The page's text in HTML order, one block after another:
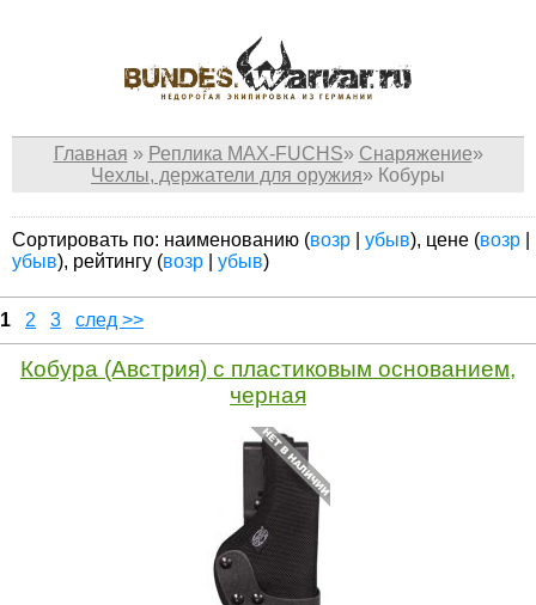
Главная » Реплика MAX-FUCHS» Снаряжение»
Чехлы, держатели для оружия» Кобуры
Сортировать по: наименованию (возр убыв), цене (возр
убыв), рейтингу (возр убыв)
1 2 3 след >>
Кобура (Австрия) с пластиковым основанием,
черная